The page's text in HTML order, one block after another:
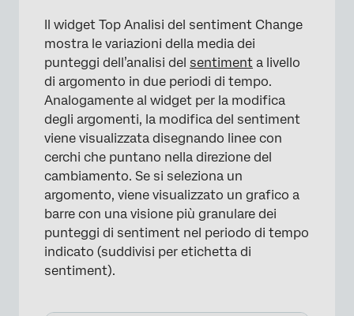
×
Il widget Top Analisi del sentiment Change
mostra le variazioni della media dei
punteggi dell’analisi del sentiment a livello
di argomento in due periodi di tempo.
Analogamente al widget per la modifica
degli argomenti, la modifica del sentiment
viene visualizzata disegnando linee con
cerchi che puntano nella direzione del
cambiamento. Se si seleziona un
argomento, viene visualizzato un grafico a
barre con una visione più granulare dei
punteggi di sentiment nel periodo di tempo
indicato (suddivisi per etichetta di
sentiment).